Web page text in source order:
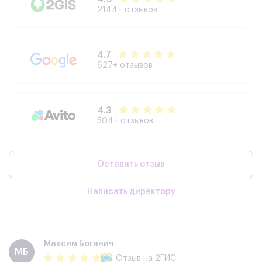
2144+ отзывов
4.7
627+ отзывов
4.3
504+ отзывов
Оставить отзыв
Написать директору
МБ
Максим Богинич
Отзыв на 2ГИС